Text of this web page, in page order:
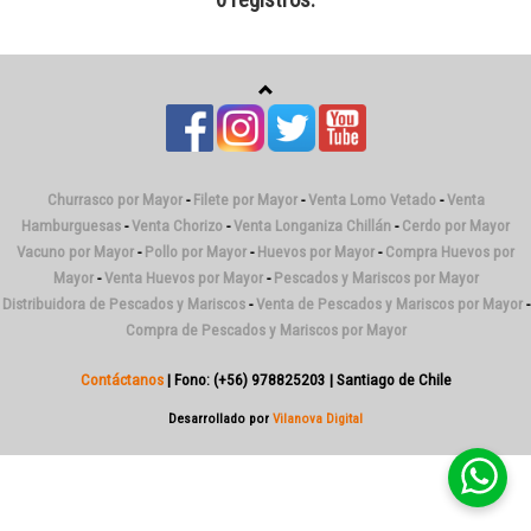
Churrasco por Mayor- Filete por Mayor-Venta Lomo Vetado-Venta
Hamburguesas -Venta Chorizo -Venta Longaniza Chillán - Cerdo por Mayor
Vacuno por Mayor - Pollo por Mayor - Huevos por Mayor - Compra Huevos por
Mayor-Venta Huevos por Mayor- Pescados y Mariscos por Mayor
Distribuidora de Pescados y Mariscos-Venta de Pescados y Mariscos por Mayor-
Compra de Pescados y Mariscos por Mayor
Contáctanos| Fono: (+56) 978825203 | Santiago de Chile
Desarrollado por Vilanova Digital